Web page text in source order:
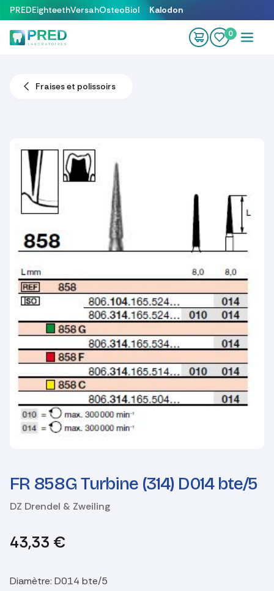
Se rendre au contenu
PREDEighteethVersahOsteoBiol Kalodon
0
Fraises et polissoirs
FR 858G Turbine (314) D014 bte/5
DZ Drendel & Zweiling
43,33 €
Diamètre: D014 bte/5